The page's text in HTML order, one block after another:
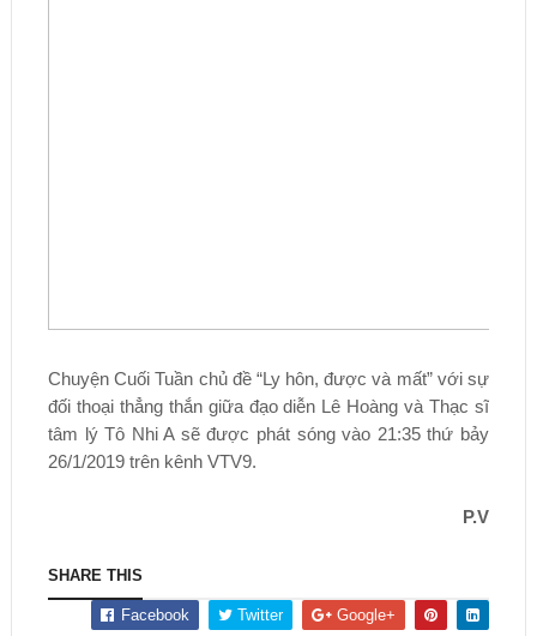
Chuyện Cuối Tuần chủ đề “Ly hôn, được và mất” với sự
đối thoại thẳng thắn giữa đạo diễn Lê Hoàng và Thạc sĩ
tâm lý Tô Nhi A sẽ được phát sóng vào 21:35 thứ bảy
26/1/2019 trên kênh VTV9.
P.V
SHARE THIS
Facebook Twitter Google+